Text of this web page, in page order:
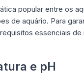
popular entre os
de aquário. Para
essenciais
e pH